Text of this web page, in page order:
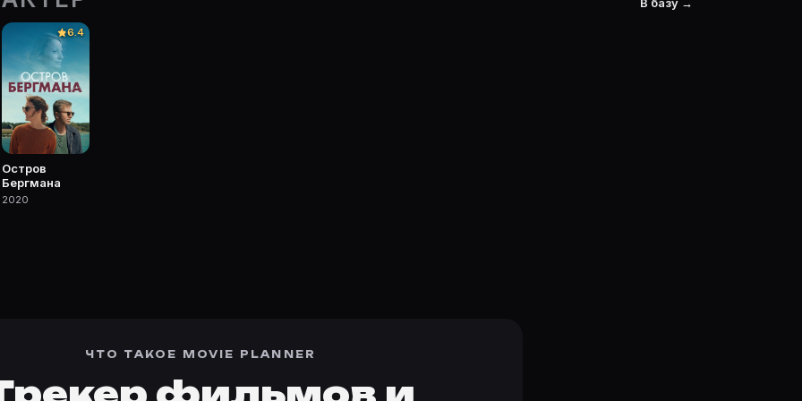
Movie Planner.
сериалы, роли и фото.
6.4
Остров
Бергмана
2020
ЧТО ТАКОЕ MOVIE PLANNER